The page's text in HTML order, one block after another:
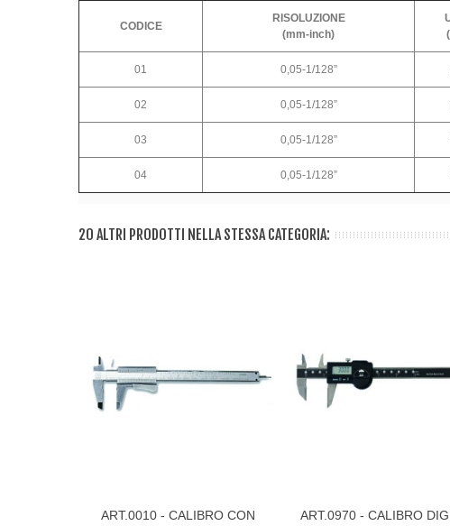
CODICE
RISOLUZIONE
(mm-inch)
01 0,05-1/128”
02 0,05-1/128”
03 0,05-1/128”
04 0,05-1/128”
20 ALTRI PRODOTTI NELLA STESSA CATEGORIA:
Visualizza Di Più
ART.0010 - CALIBRO CON Visualizza Di Più
ART.0970 - CALIBRO